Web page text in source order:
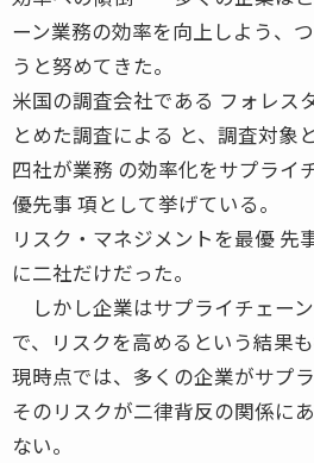
ーン業務の効率を向上しよう、
うと努めてきた。
米国の調査会社である フォレス
とめた調査による と、調査対象
四社が業務 の効率化をサプライ
優先事 項として挙げている。
リスク・マネジメントを最優 先
に二社だけだった。
しかし企業はサプライチェー
で、リスクを高めるという結果
現時点では、多くの企業がサプ
そのリスクが二律背反の関係に
ない。